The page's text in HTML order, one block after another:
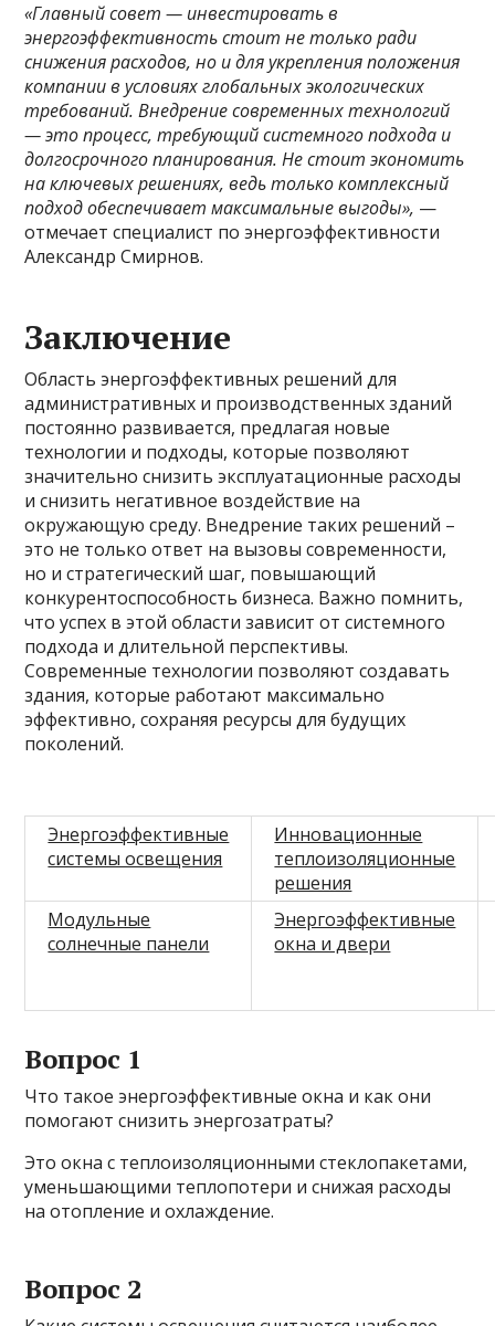
«Главный совет — инвестировать в
энергоэффективность стоит не только ради
снижения расходов, но и для укрепления положения
компании в условиях глобальных экологических
требований. Внедрение современных технологий
— это процесс, требующий системного подхода и
долгосрочного планирования. Не стоит экономить
на ключевых решениях, ведь только комплексный
подход обеспечивает максимальные выгоды», —
отмечает специалист по энергоэффективности
Александр Смирнов.
Заключение
Область энергоэффективных решений для
административных и производственных зданий
постоянно развивается, предлагая новые
технологии и подходы, которые позволяют
значительно снизить эксплуатационные расходы
и снизить негативное воздействие на
окружающую среду. Внедрение таких решений –
это не только ответ на вызовы современности,
но и стратегический шаг, повышающий
конкурентоспособность бизнеса. Важно помнить,
что успех в этой области зависит от системного
подхода и длительной перспективы.
Современные технологии позволяют создавать
здания, которые работают максимально
эффективно, сохраняя ресурсы для будущих
поколений.
Энергоэффективные
системы освещения
Инновационные
теплоизоляционные
решения
Модульные
солнечные панели
Энергоэффективные
окна и двери
Вопрос 1
Что такое энергоэффективные окна и как они
помогают снизить энергозатраты?
Это окна с теплоизоляционными стеклопакетами,
уменьшающими теплопотери и снижая расходы
на отопление и охлаждение.
Вопрос 2